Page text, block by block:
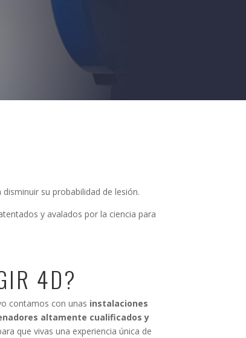
su probabilidad de lesión.
y avalados por la ciencia para
4D?
contamos con unas instalaciones
altamente cualificados y
que vivas una experiencia única de